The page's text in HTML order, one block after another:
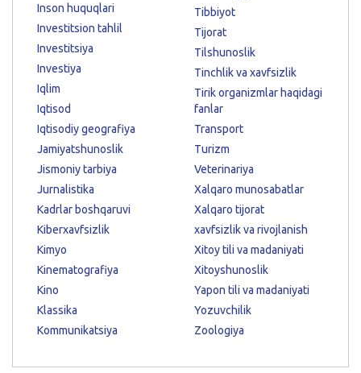
Inson huquqlari
Investitsion tahlil
Investitsiya
Investiya
Iqlim
Iqtisod
Iqtisodiy geografiya
Jamiyatshunoslik
Jismoniy tarbiya
Jurnalistika
Kadrlar boshqaruvi
Kiberxavfsizlik
Kimyo
Kinematografiya
Kino
Klassika
Kommunikatsiya
Tibbiyot
Tijorat
Tilshunoslik
Tinchlik va xavfsizlik
Tirik organizmlar haqidagi
fanlar
Transport
Turizm
Veterinariya
Xalqaro munosabatlar
Xalqaro tijorat
xavfsizlik va rivojlanish
Xitoy tili va madaniyati
Xitoyshunoslik
Yapon tili va madaniyati
Yozuvchilik
Zoologiya